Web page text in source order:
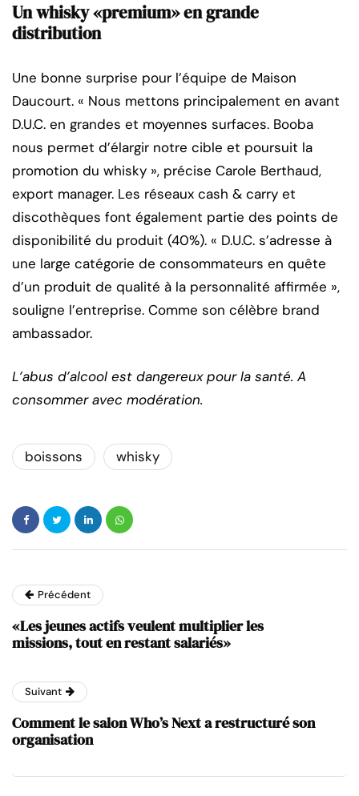
Un whisky «premium» en grande
distribution
Une bonne surprise pour l’équipe de Maison
Daucourt. « Nous mettons principalement en avant
D.U.C. en grandes et moyennes surfaces. Booba
nous permet d’élargir notre cible et poursuit la
promotion du whisky », précise Carole Berthaud,
export manager. Les réseaux cash & carry et
discothèques font également partie des points de
disponibilité du produit (40%). « D.U.C. s’adresse à
une large catégorie de consommateurs en quête
d’un produit de qualité à la personnalité affirmée »,
souligne l’entreprise. Comme son célèbre brand
ambassador.
L’abus d’alcool est dangereux pour la santé. A
consommer avec modération.
boissons whisky
Précédent
«Les jeunes actifs veulent multiplier les
missions, tout en restant salariés»
Suivant
Comment le salon Who’s Next a restructuré son
organisation